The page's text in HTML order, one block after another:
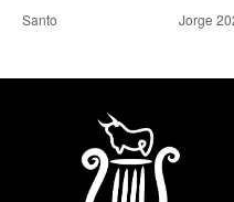
Santo
Jorge